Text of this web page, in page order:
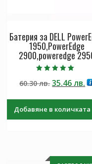
Батерия за DELL
1950,PowerEdge
2900,poweredge
5.00
от 5
60.30лв.Original
60.30 лв..
35.46лв.
Добавяне в количката